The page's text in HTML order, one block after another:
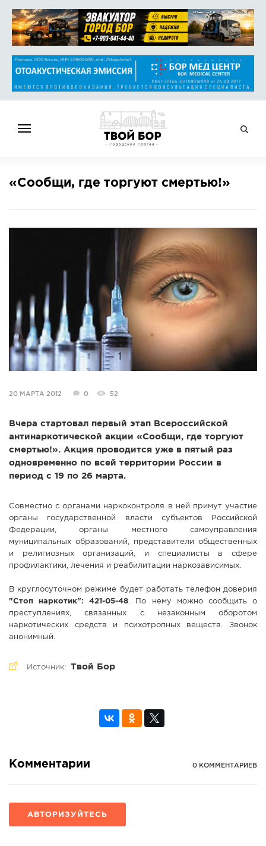
НОВОСТИ
КАМЕРЫ
КОНКУРСЫ
СТАТЬИ
ГОЛОСОВАНИЯ
ФОТО
«Сообщи, где торгуют смертью!»
20 МАРТА 2012 0 52
Вчера стартовал первый этап Всероссийской
антинаркотической акции «Сообщи, где торгуют
смертью!». Акция проводится уже в пятый раз
одновременно по всей территории России в
период с 19 по 26 марта.
Совместно с органами наркоконтроля в ней примут участие
органы государственной власти субъектов Российской
Федерации, органы местного самоуправления
муниципальных образований, представители общественных
и религиозных организаций, и специалисты в сфере
профилактики, лечения и реабилитации наркозависимых.
В круглосуточном режиме будет работать телефон доверия
"Стоп наркотик": 421-05-48. По нему можно сообщить о
преступлениях, связанных с незаконным оборотом
наркотических средств и психотропных веществ. Звонок
анонимный.
Источник: Твой Бор
Комментарии 0 КОММЕНТАРИЕВ
АВТОРИЗУЙТЕСЬ